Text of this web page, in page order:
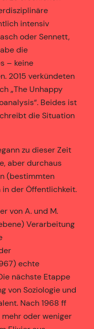
intensiv
oder Sennett,
die
– keine
2015 verkündeten
„The Unhappy
Beides ist
die Situation
zu dieser Zeit
aber durchaus
(bestimmten
in der Öffentlichkeit.
von A. und M.
Verarbeitung
echte
nächste Etappe
von Soziologie und
Nach 1968 ff
oder weniger